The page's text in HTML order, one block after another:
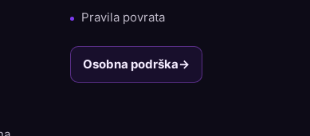
Pravila povrata
Osobna podrška→